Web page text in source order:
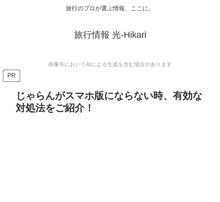
旅行のプロが選ぶ情報、ここに。
旅行情報 光-Hikari
画像等においてAIによる生成を含む場合があります
PR
じゃらんがスマホ版にならない時、有効な
対処法をご紹介！